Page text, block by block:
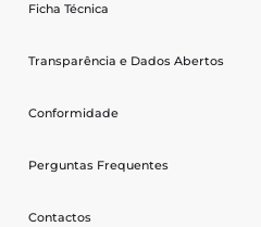
Ficha Técnica
Transparência e Dados Abertos
Conformidade
Perguntas Frequentes
Contactos